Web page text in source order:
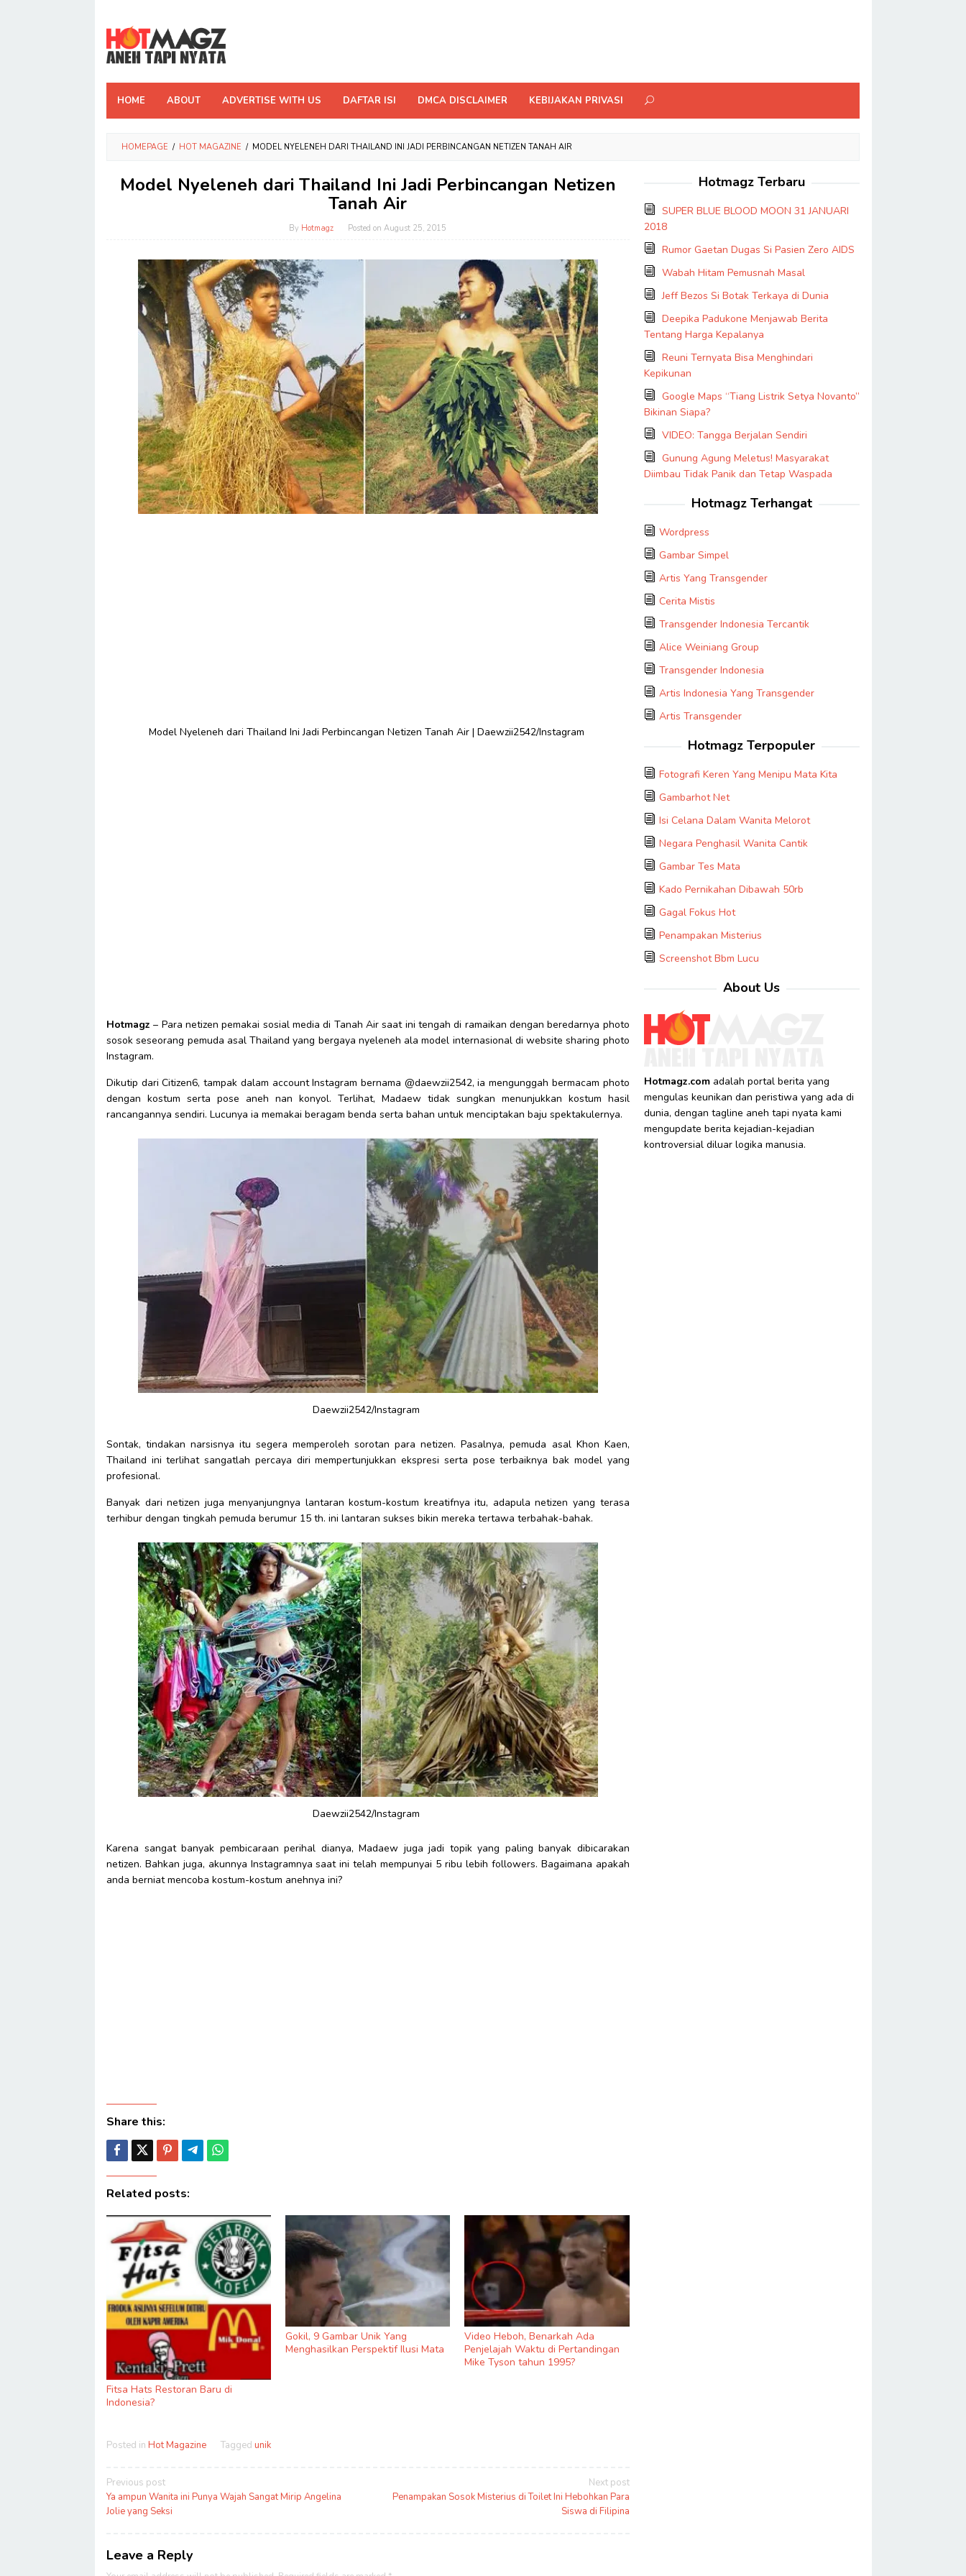
content
HOME ABOUT ADVERTISE WITH US DAFTAR ISI DMCA DISCLAIMER KEBIJAKAN PRIVASI
HOMEPAGE / HOT MAGAZINE / MODEL NYELENEH DARI THAILAND INI JADI PERBINCANGAN NETIZEN TANAH AIR
Model Nyeleneh dari Thailand Ini Jadi Perbincangan Netizen
Tanah Air
By Hotmagz Posted onAugust 25, 2015
Model Nyeleneh dari Thailand Ini Jadi Perbincangan Netizen Tanah Air | Daewzii2542/Instagram
Hotmagz – Para netizen pemakai sosial media di Tanah Air saat ini tengah di ramaikan dengan beredarnya photo
sosok seseorang pemuda asal Thailand yang bergaya nyeleneh ala model internasional di website sharing photo
Instagram.
Dikutip dari Citizen6, tampak dalam account Instagram bernama @daewzii2542, ia mengunggah bermacam photo
dengan kostum serta pose aneh nan konyol. Terlihat, Madaew tidak sungkan menunjukkan kostum hasil
rancangannya sendiri. Lucunya ia memakai beragam benda serta bahan untuk menciptakan baju spektakulernya.
Daewzii2542/Instagram
Sontak, tindakan narsisnya itu segera memperoleh sorotan para netizen. Pasalnya, pemuda asal Khon Kaen,
Thailand ini terlihat sangatlah percaya diri mempertunjukkan ekspresi serta pose terbaiknya bak model yang
profesional.
Banyak dari netizen juga menyanjungnya lantaran kostum-kostum kreatifnya itu, adapula netizen yang terasa
terhibur dengan tingkah pemuda berumur 15 th. ini lantaran sukses bikin mereka tertawa terbahak-bahak.
Daewzii2542/Instagram
Karena sangat banyak pembicaraan perihal dianya, Madaew juga jadi topik yang paling banyak dibicarakan
netizen. Bahkan juga, akunnya Instagramnya saat ini telah mempunyai 5 ribu lebih followers. Bagaimana apakah
anda berniat mencoba kostum-kostum anehnya ini?
Share this:
Related posts:
Fitsa Hats Restoran Baru di
Indonesia?
Gokil, 9 Gambar Unik Yang
Menghasilkan Perspektif Ilusi Mata
Video Heboh, Benarkah Ada
Penjelajah Waktu di Pertandingan
Mike Tyson tahun 1995?
Posted in Hot Magazine Tagged unik
Post
navigation
Previous post
Ya ampun Wanita ini Punya Wajah Sangat Mirip Angelina
Jolie yang Seksi
Next post
Penampakan Sosok Misterius di Toilet Ini Hebohkan Para
Siswa di Filipina
Leave a Reply
Hotmagz Terbaru
SUPER BLUE BLOOD MOON 31 JANUARI
2018
Rumor Gaetan Dugas Si Pasien Zero AIDS
Wabah Hitam Pemusnah Masal
Jeff Bezos Si Botak Terkaya di Dunia
Deepika Padukone Menjawab Berita
Tentang Harga Kepalanya
Reuni Ternyata Bisa Menghindari
Kepikunan
Google Maps “Tiang Listrik Setya Novanto”
Bikinan Siapa?
VIDEO: Tangga Berjalan Sendiri
Gunung Agung Meletus! Masyarakat
Diimbau Tidak Panik dan Tetap Waspada
Hotmagz Terhangat
Wordpress
Gambar Simpel
Artis Yang Transgender
Cerita Mistis
Transgender Indonesia Tercantik
Alice Weiniang Group
Transgender Indonesia
Artis Indonesia Yang Transgender
Artis Transgender
Hotmagz Terpopuler
Fotografi Keren Yang Menipu Mata Kita
Gambarhot Net
Isi Celana Dalam Wanita Melorot
Negara Penghasil Wanita Cantik
Gambar Tes Mata
Kado Pernikahan Dibawah 50rb
Gagal Fokus Hot
Penampakan Misterius
Screenshot Bbm Lucu
About Us
Hotmagz.comadalah portal berita yang
mengulas keunikan dan peristiwa yang ada di
dunia, dengan tagline aneh tapi nyata kami
mengupdate berita kejadian-kejadian
kontroversial diluar logika manusia.